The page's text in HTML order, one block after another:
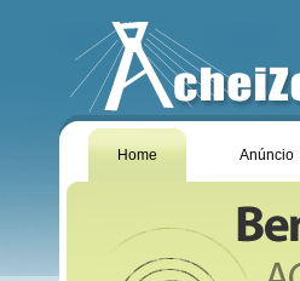
Home Anúncio